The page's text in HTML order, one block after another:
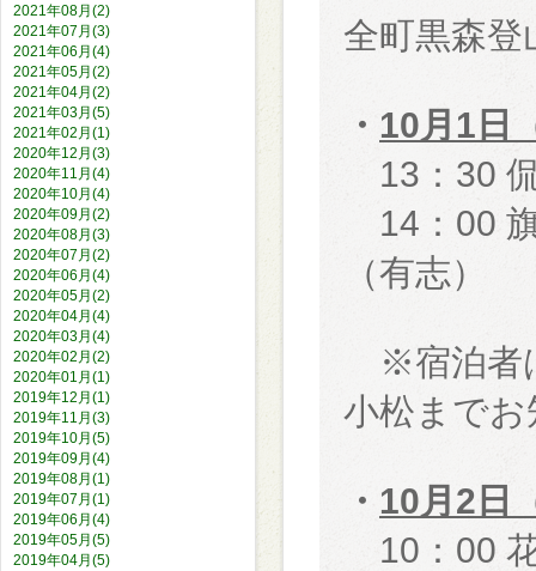
2021年08月(2)
2021年07月(3)
2021年06月(4)
2021年05月(2)
2021年04月(2)
2021年03月(5)
2021年02月(1)
2020年12月(3)
2020年11月(4)
2020年10月(4)
2020年09月(2)
2020年08月(3)
2020年07月(2)
2020年06月(4)
2020年05月(2)
2020年04月(4)
2020年03月(4)
2020年02月(2)
2020年01月(1)
2019年12月(1)
2019年11月(3)
2019年10月(5)
2019年09月(4)
2019年08月(1)
2019年07月(1)
2019年06月(4)
2019年05月(5)
2019年04月(5)
全町黒森登
・ 10月1日
13：30
14：00
（有志）
※宿泊者
小松まで
・ 10月2日
10：00